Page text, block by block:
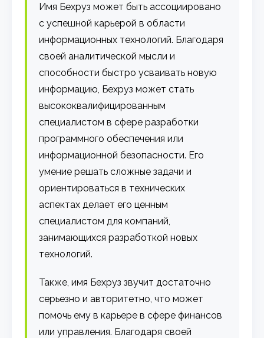
Имя Бехруз может быть ассоциировано
с успешной карьерой в области
информационных технологий. Благодаря
своей аналитической мысли и
способности быстро усваивать новую
информацию, Бехруз может стать
высококвалифицированным
специалистом в сфере разработки
программного обеспечения или
информационной безопасности. Его
умение решать сложные задачи и
ориентироваться в технических
аспектах делает его ценным
специалистом для компаний,
занимающихся разработкой новых
технологий.
Также, имя Бехруз звучит достаточно
серьезно и авторитетно, что может
помочь ему в карьере в сфере финансов
или управления. Благодаря своей